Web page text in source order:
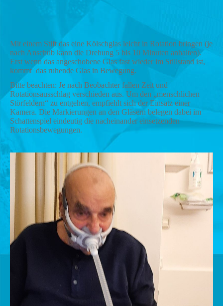
Mit einem Stift das eine Kölschglas leicht in Rotation bringen (je
nach Anschub kann die Drehung 5 bis 10 Minuten anhalten).
Erst wenn das angeschobene Glas fast wieder im Stillstand ist,
kommt das ruhende Glas in Bewegung.
Bitte beachten: Je nach Beobachter fallen Zeit und
Rotationsausschlag verschieden aus. Um den „menschlichen
Störfeldern“ zu entgehen, empfiehlt sich der Einsatz einer
Kamera. Die Markierungen an den Gläsern belegen dabei im
Schattenspiel eindeutig die nacheinander einsetzenden
Rotationsbewegungen.